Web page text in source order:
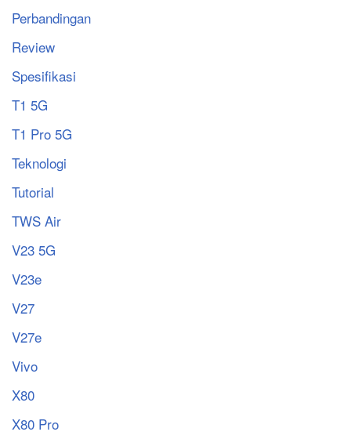
Perbandingan
Review
Spesifikasi
T1 5G
T1 Pro 5G
Teknologi
Tutorial
TWS Air
V23 5G
V23e
V27
V27e
Vivo
X80
X80 Pro